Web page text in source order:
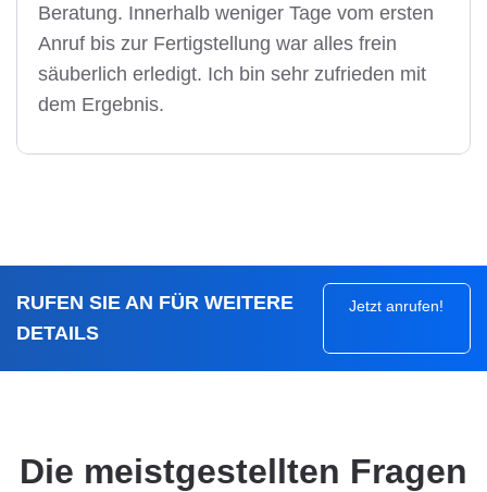
Beratung. Innerhalb weniger Tage vom ersten
Anruf bis zur Fertigstellung war alles frein
säuberlich erledigt. Ich bin sehr zufrieden mit
dem Ergebnis.
RUFEN SIE AN FÜR WEITERE
DETAILS
Jetzt anrufen!
Die meistgestellten Fragen